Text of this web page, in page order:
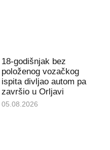
18-godišnjak bez
položenog vozačkog
ispita divljao autom pa
završio u Orljavi
05.08.2026